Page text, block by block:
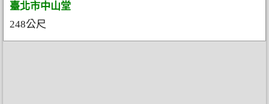
臺北市中山堂
248公尺